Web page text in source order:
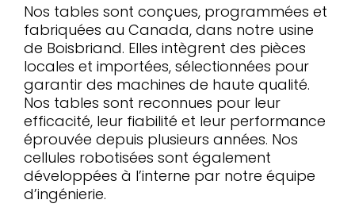
Nos tables sont conçues, programmées et
fabriquées au Canada, dans notre usine
de Boisbriand. Elles intègrent des pièces
locales et importées, sélectionnées pour
garantir des machines de haute qualité.
Nos tables sont reconnues pour leur
efficacité, leur fiabilité et leur performance
éprouvée depuis plusieurs années. Nos
cellules robotisées sont également
développées à l’interne par notre équipe
d’ingénierie.